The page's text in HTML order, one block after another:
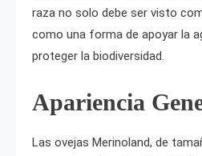
raza no solo debe ser visto
como una forma de apoyar la
proteger la biodiversidad.
Apariencia
Las ovejas Merinoland, de